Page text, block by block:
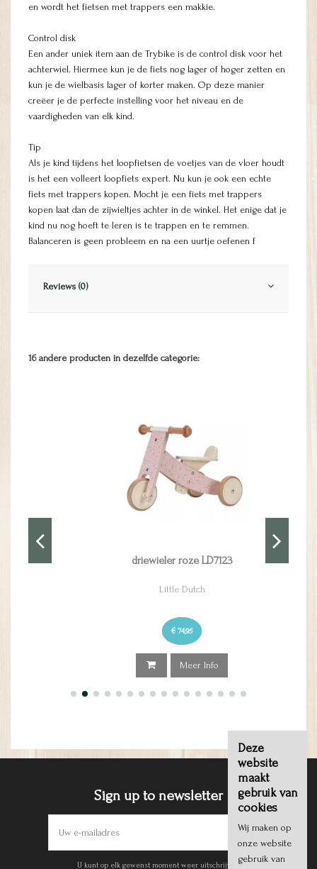
en wordt het fietsen met trappers een makkie.
Control disk
Een ander uniek item aan de Trybike is de control disk voor het
achterwiel. Hiermee kun je de fiets nog lager of hoger zetten en
kun je de wielbasis lager of korter maken. Op deze manier
creëer je de perfecte instelling voor het niveau en de
vaardigheden van elk kind.
Tip
Als je kind tijdens het loopfietsen de voetjes van de vloer houdt
is het een volleert loopfiets expert. Nu kun je ook een echte
fiets met trappers kopen. Mocht je een fiets met trappers
kopen laat dan de zijwieltjes achter in de winkel. Het enige dat je
kind nu nog hoeft te leren is te trappen en te remmen.
Balanceren is geen probleem en na een uurtje oefenen f
Reviews (0)
16 andere producten in dezelfde categorie:
driewieler roze LD7123
Little Dutch
€ 74,95
Meer Info
Sign up to newsletter
U kunt op elk gewenst moment weer uitschrijven.
Deze
website
maakt
gebruik van
cookies
Wij maken op
onze website
gebruik van